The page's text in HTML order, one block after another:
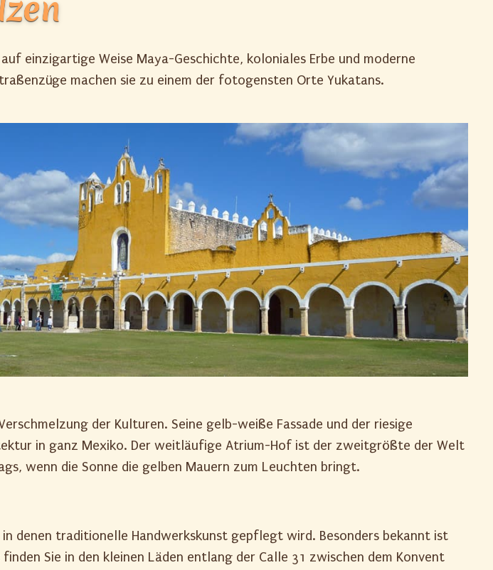
einzigartige Weise Maya-Geschichte, koloniales Erbe und moderne
machen sie zu einem der fotogensten Orte Yukatans.
der Kulturen. Seine gelb-weiße Fassade und der riesige
in ganz Mexiko. Der weitläufige Atrium-Hof ist der zweitgrößte der Welt
wenn die Sonne die gelben Mauern zum Leuchten bringt.
denen traditionelle Handwerkskunst gepflegt wird. Besonders bekannt ist
Sie in den kleinen Läden entlang der Calle 31 zwischen dem Konvent